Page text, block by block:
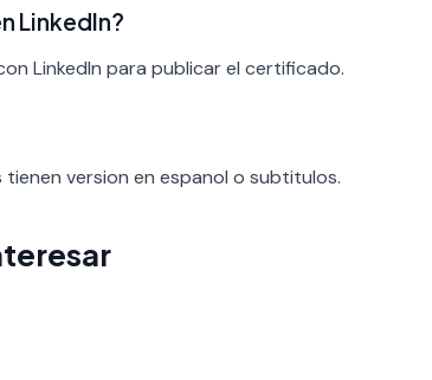
LinkedIn?
LinkedIn para publicar el certificado.
tienen version en espanol o subtitulos.